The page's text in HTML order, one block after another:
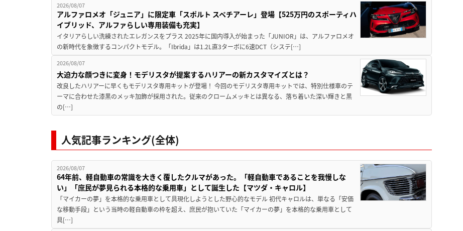
2026/08/07
アルファロメオ「ジュニア」に限定車「スポルト スペチアーレ」登場【525万円のスポーティハ
イブリッド、アルファらしい専用装備も充実】
イタリアらしい洗練されたエレガンスをプラス 2025年に国内導入が始まった「JUNIOR」は、アルファロメオ
の新時代を象徴するコンパクトモデル。「Ibrida」は1.2L直3ターボに6速DCT（システ[…]
2026/08/07
大迫力な顔つきに変身！モデリスタが提案するハリアーの新カスタマイズとは？
改良したハリアーに早くもモデリスタ専用キットが登場！ 今回のモデリスタ専用キットでは、特別仕様車のテ
ーマに合わせた漆黒のメッキ加飾が採用された。従来のクロームメッキとは異なる、落ち着いた深い輝きと黒
の[…]
人気記事ランキング(全体)
2026/08/07
64年前、軽自動車の常識を大きく覆したクルマがあった。「軽自動車であることを我慢しな
い」「庶民が夢見られる本格的な乗用車」として誕生した【マツダ・キャロル】
「マイカーの夢」を本格的な乗用車として具現化しようとした野心的なモデル 初代キャロルは、単なる「安価
な移動手段」という当時の軽自動車の枠を超え、庶民が抱いていた「マイカーの夢」を本格的な乗用車として
具[…]